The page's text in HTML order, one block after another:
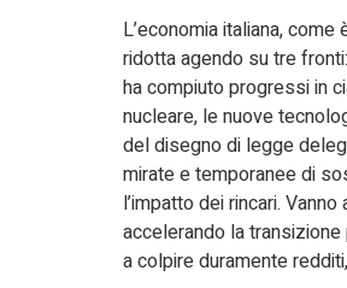
L’economia italiana,
ridotta agendo su tre
ha compiuto progressi in
nucleare, le nuove
del disegno di legge
mirate e temporanee di
l’impatto dei rincari.
accelerando la
a colpire duramente